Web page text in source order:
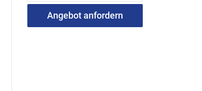
Angebot anfordern